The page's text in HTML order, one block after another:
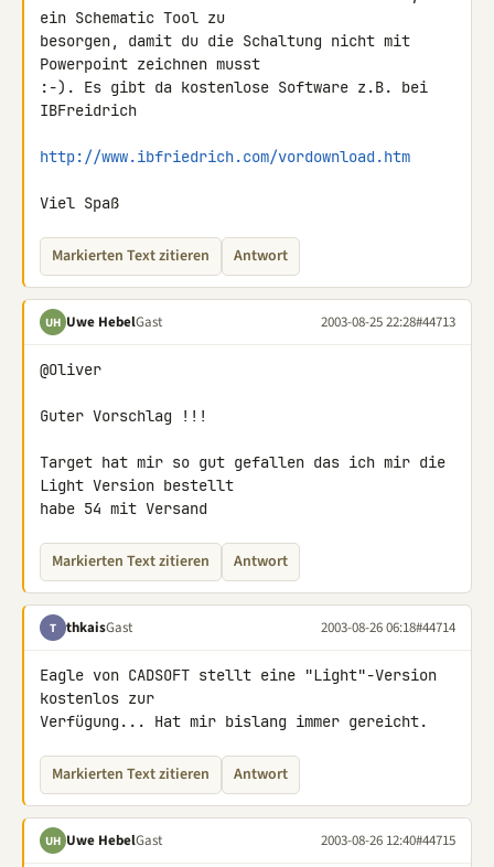
ein Schematic Tool zu
besorgen, damit du die Schaltung nicht mit
Powerpoint zeichnen musst
:-). Es gibt da kostenlose Software z.B. bei
IBFreidrich
http://www.ibfriedrich.com/vordownload.htm
Viel Spaß
Markierten Text zitieren Antwort
UH Uwe HebelGast 2003-08-25 22:28#44713
@Oliver
Guter Vorschlag !!!
Target hat mir so gut gefallen das ich mir die
Light Version bestellt
habe 54 mit Versand
Markierten Text zitieren Antwort
T thkaisGast 2003-08-26 06:18#44714
Eagle von CADSOFT stellt eine "Light"-Version
kostenlos zur
Verfügung... Hat mir bislang immer gereicht.
Markierten Text zitieren Antwort
UH Uwe HebelGast 2003-08-26 12:40#44715